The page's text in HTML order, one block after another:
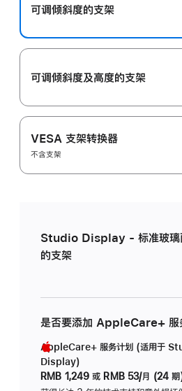
可调倾斜度的支架
可调倾斜度及高‍度的支‍架
VESA 支架转换器
不含支架
Studio Display - 标准玻璃
的支架
是否要添加 AppleCare+ 服
AppleCare+ 服务计划 (适用于
Display)
RMB 1,249 或 RMB 53/月 (24 期